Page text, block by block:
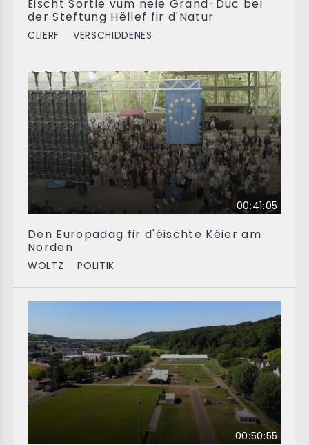
Ëischt Sortie vum neie Grand-Duc bei
der Stëftung Hëllef fir d'Natur
CLIERF VERSCHIDDENES
00:41:05
Den Europadag fir d'éischte Kéier am
Norden
WOLTZ POLITIK
00:50:55